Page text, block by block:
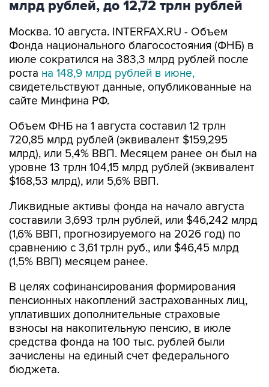
млрд рублей, до 12,72 трлн рублей
Москва. 10 августа. INTERFAX.RU - Объем
Фонда национального благосостояния (ФНБ) в
июле сократился на 383,3 млрд рублей после
роста на 148,9 млрд рублей в июне,
свидетельствуют данные, опубликованные на
сайте Минфина РФ.
Объем ФНБ на 1 августа составил 12 трлн
720,85 млрд рублей (эквивалент $159,295
млрд), или 5,4% ВВП. Месяцем ранее он был на
уровне 13 трлн 104,15 млрд рублей (эквивалент
$168,53 млрд), или 5,6% ВВП.
Ликвидные активы фонда на начало августа
составили 3,693 трлн рублей, или $46,242 млрд
(1,6% ВВП, прогнозируемого на 2026 год) по
сравнению с 3,61 трлн руб., или $46,45 млрд
(1,5% ВВП) месяцем ранее.
В целях софинансирования формирования
пенсионных накоплений застрахованных лиц,
уплативших дополнительные страховые
взносы на накопительную пенсию, в июле
средства фонда на 100 тыс. рублей были
зачислены на единый счет федерального
бюджета.